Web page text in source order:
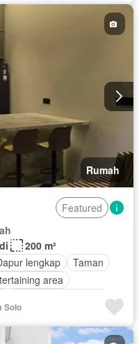
Rumah
Featured
200 m²
lengkap
Taman
area
Solo